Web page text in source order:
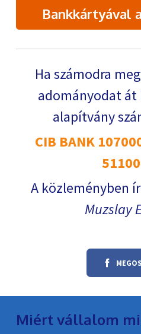
Bankkártyával
Ha számodra
adományodat
alapítvány
CIB BANK
A közleményben
Muzslay
Miért vállalom